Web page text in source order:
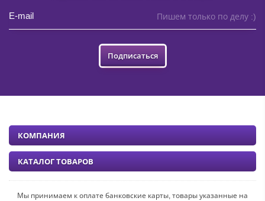
Пишем только по делу :)
Подписаться
Мы принимаем к оплате банковские карты, товары указанные на
КОМПАНИЯ
КАТАЛОГ ТОВАРОВ